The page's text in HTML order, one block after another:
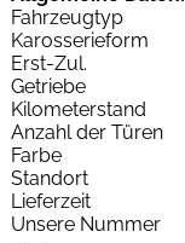
Fahrzeugtyp
Karosserieform
Erst-Zul.
Getriebe
Kilometerstand
Anzahl der Türen
Farbe
Standort
Lieferzeit
Unsere Nummer